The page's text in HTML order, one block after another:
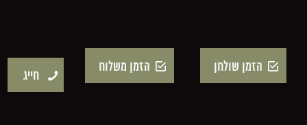
חייג
הזמן משלוח הזמן שולחן